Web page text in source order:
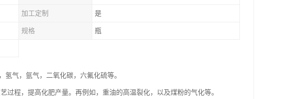
加工定制 是
规格 瓶
气，氩气，二氧化碳，六氟化硫等。
程，提高化肥产量。再例如，重油的高温裂化，以及煤粉的气化等。